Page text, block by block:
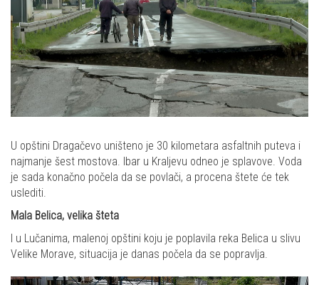
U opštini Dragačevo uništeno je 30 kilometara asfaltnih puteva i
najmanje šest mostova. Ibar u Kraljevu odneo je splavove. Voda
je sada konačno počela da se povlači, a procena štete će tek
uslediti.
Mala Belica, velika šteta
I u Lučanima, malenoj opštini koju je poplavila reka Belica u slivu
Velike Morave, situacija je danas počela da se popravlja.